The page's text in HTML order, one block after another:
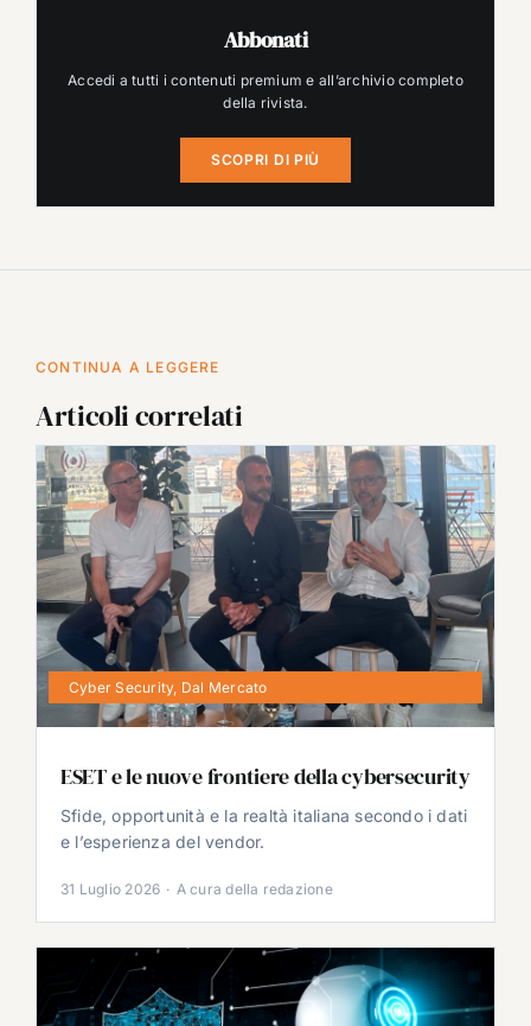
Abbonati
Accedi a tutti i contenuti premium e all’archivio completo
della rivista.
SCOPRI DI PIÙ
CONTINUA A LEGGERE
Articoli correlati
Cyber Security, Dal Mercato
ESET e le nuove frontiere della cybersecurity
Sfide, opportunità e la realtà italiana secondo i dati
e l’esperienza del vendor.
31 Luglio 2026 · A cura della redazione